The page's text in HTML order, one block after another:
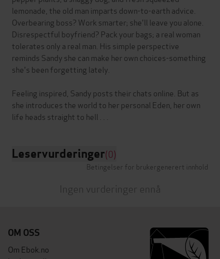
lemonade, the old man imparts down-to-earth advice.
Overbearing boss? Work smarter; she'll leave you alone.
Disrespectful boyfriend? Pack your bags; a real woman
tolerates only a real man. His simple perspective
reminds Sandy she can make her own choices-something
she's been forgetting lately.
Feeling inspired, Sandy posts their chats online. But as
she introduces the world to her personal Eden, her own
Leservurderinger(0)
Betingelser for brukergenerert innhold
Ingen vurderinger ennå
OM OSS
Om Ebok.no